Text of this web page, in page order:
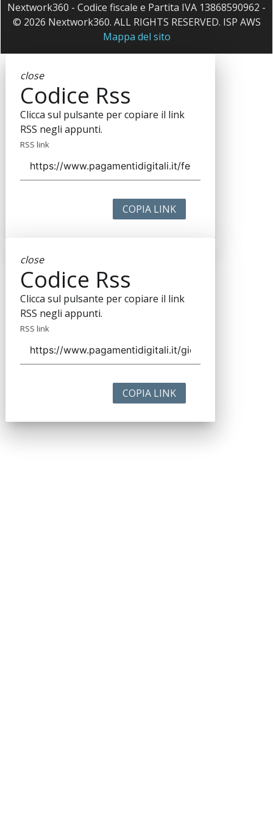
Nextwork360 - Codice fiscale e Partita IVA 13868590962 -
© 2026 Nextwork360. ALL RIGHTS RESERVED. ISP AWS
Mappa del sito
close
Codice Rss
Clicca sul pulsante per copiare il link
RSS negli appunti.
RSS link
COPIA LINK
close
Codice Rss
Clicca sul pulsante per copiare il link
RSS negli appunti.
RSS link
COPIA LINK